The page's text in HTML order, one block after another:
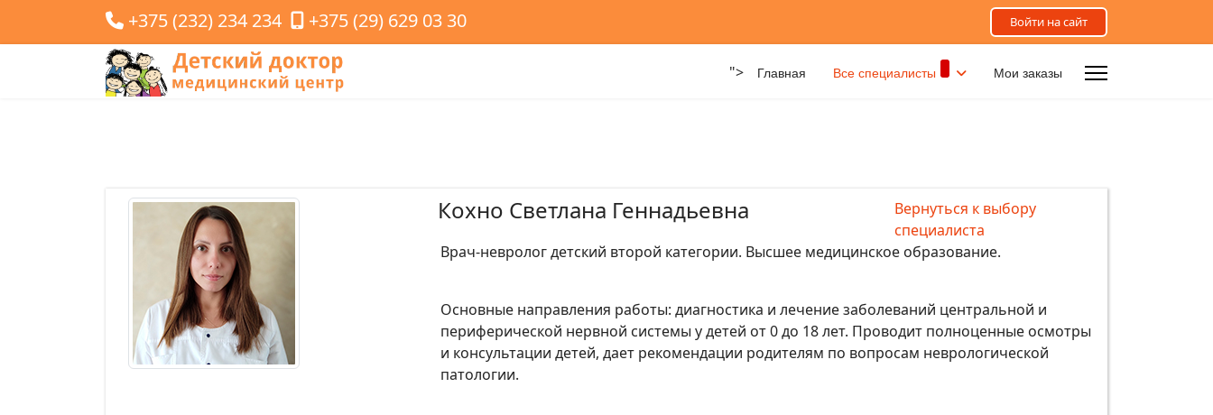
+375 (232) 234 234 +375 (29) 629 03 30
"> Главная Все специалисты Мои заказы
Кохно Светлана Геннадьевна
Вернуться к выбору
специалиста
Врач-невролог детский второй категории. Высшее медицинское образование.
Основные направления работы: диагностика и лечение заболеваний центральной и
периферической нервной системы у детей от 0 до 18 лет. Проводит полноценные осмотры
и консультации детей, дает рекомендации родителям по вопросам неврологической
патологии.